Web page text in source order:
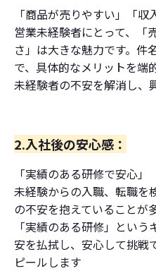
「商品が売りやすい」「収
営業未経験者にとって、「
さ」は大きな魅力です。件
で、具体的なメリットを端
未経験者の不安を解消し、
2.入社後の安心感：
「実績のある研修で安心」
未経験からの入職、転職を
の不安を抱えていることが
「実績のある研修」とい
安を払拭し、安心して挑戦
ピールします